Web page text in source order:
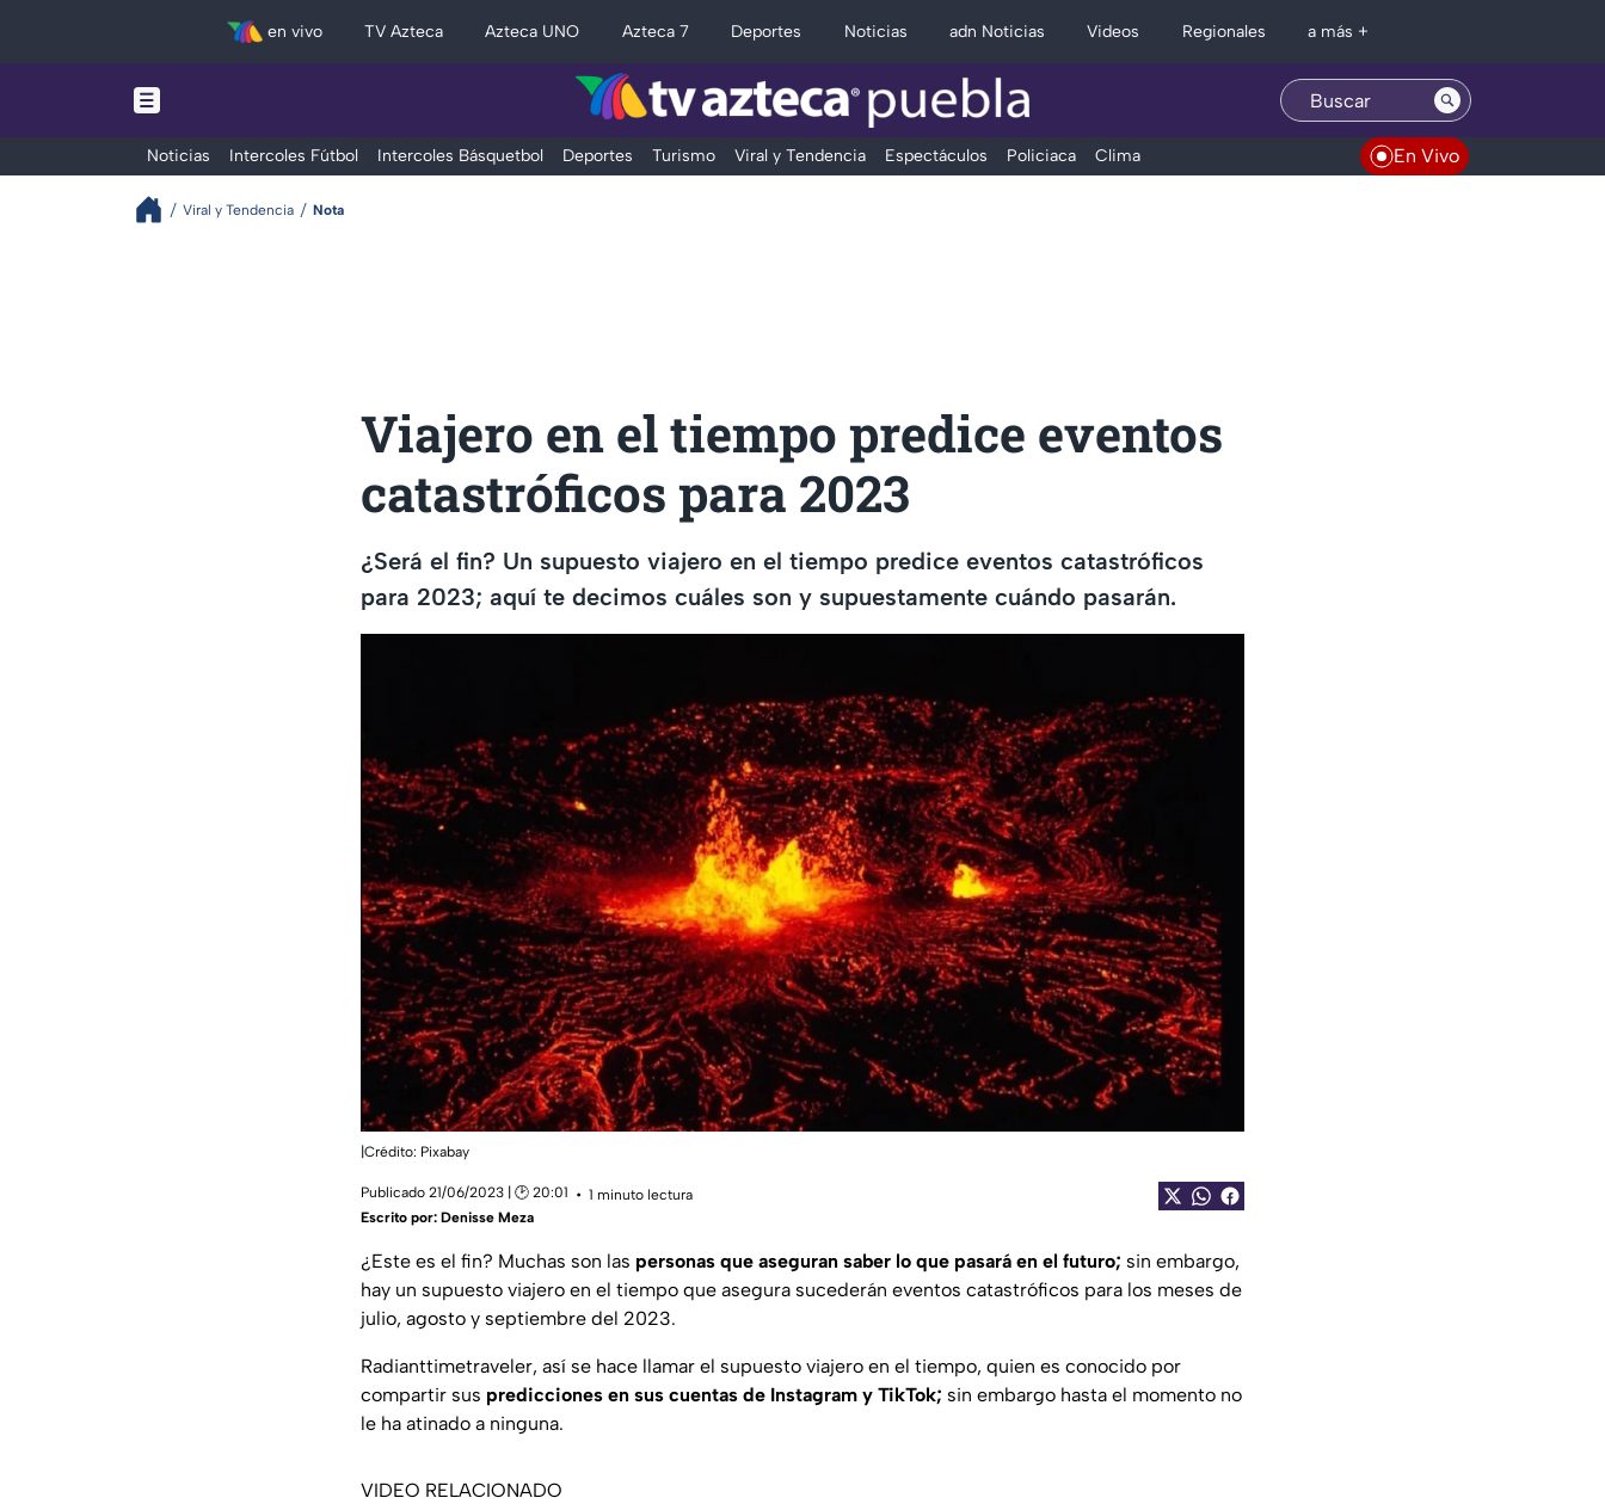
en vivo TV Azteca Azteca UNO Azteca 7 Deportes Noticias adn Noticias Videos Regionales a más +
Noticias Intercoles Fútbol Intercoles Básquetbol Deportes Turismo Viral y Tendencia Espectáculos Policiaca Clima En Vivo
Viral y Tendencia Nota
Viajero en el tiempo predice eventos
catastróficos para 2023
¿Será el fin? Un supuesto viajero en el tiempo predice eventos catastróficos
para 2023; aquí te decimos cuáles son y supuestamente cuándo pasarán.
|Crédito: Pixabay
Publicado 21/06/2023 | 🕑 20:01
1 minuto lectura
Escrito por: Denisse Meza
¿Este es el fin? Muchas son las personas que aseguran saber lo que pasará en el futuro; sin embargo,
hay un supuesto viajero en el tiempo que asegura sucederán eventos catastróficos para los meses de
julio, agosto y septiembre del 2023.
Radianttimetraveler, así se hace llamar el supuesto viajero en el tiempo, quien es conocido por
compartir sus predicciones en sus cuentas de Instagram y TikTok; sin embargo hasta el momento no
le ha atinado a ninguna.
VIDEO RELACIONADO